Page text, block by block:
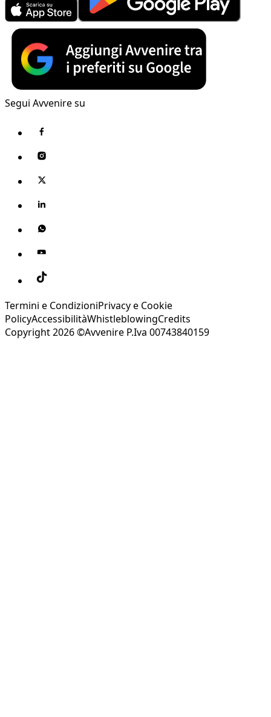
Segui Avvenire su
Termini e CondizioniPrivacy e Cookie
PolicyAccessibilitàWhistleblowingCredits
Copyright 2026 ©Avvenire P.Iva 00743840159